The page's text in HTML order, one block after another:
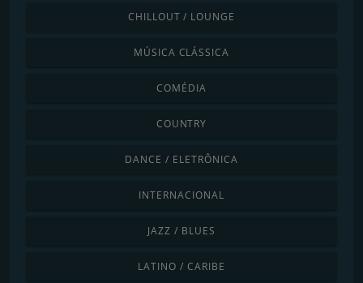
CHILLOUT / LOUNGE
MÚSICA CLÁSSICA
COMÉDIA
COUNTRY
DANCE / ELETRÔNICA
INTERNACIONAL
JAZZ / BLUES
LATINO / CARIBE